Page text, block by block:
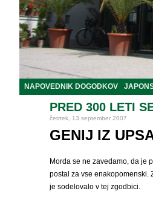
NAPOVEDNIK DOGODKOV
PRED 300 LETI
četrtek, 13 september 2007
GENIJ IZ
Morda se ne zavedamo, da je
postal za vse enakopomenski.
je sodelovalo v tej zgodbici.